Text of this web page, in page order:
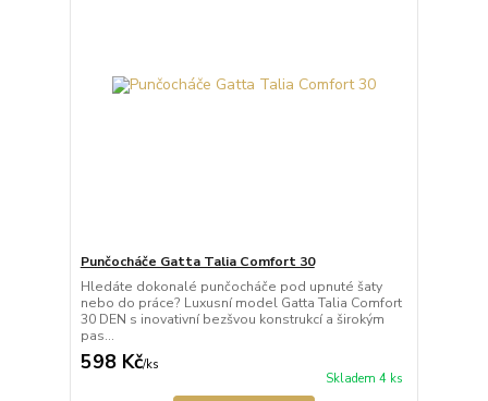
Punčocháče Gatta Talia Comfort 30
Hledáte dokonalé punčocháče pod upnuté šaty
nebo do práce? Luxusní model Gatta Talia Comfort
30 DEN s inovativní bezšvou konstrukcí a širokým
pas...
598 Kč/ks
Skladem 4 ks